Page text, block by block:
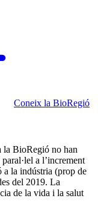
Coneix la BioRegió
la BioRegió no han
a l’increment
a la indústria (prop de
del 2019. La
de la vida i la salut